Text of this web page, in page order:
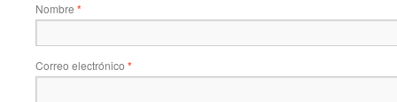
Nombre *
Correo electrónico *